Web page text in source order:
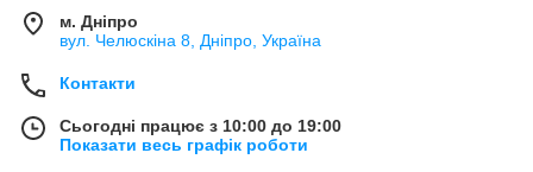
м. Дніпро
вул. Челюскіна 8, Дніпро, Україна
Контакти
Сьогодні працює з 10:00 до 19:00
Показати весь графік роботи